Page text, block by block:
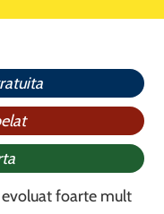
evoluat foarte mult